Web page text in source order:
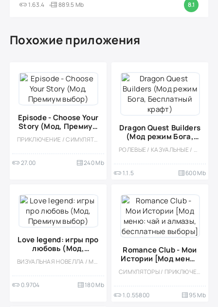
1.63.4 889.5 Mb 8.1
Похожие приложения
Episode - Choose Your
Story (Мод, Премиум
выбор)
ПРИКЛЮЧЕНИЕ / СИМУЛЯТОРЫ / СИМУЛЯТОРЫ ЖИЗНИ / КАЗУАЛЬНЫЕ / ОДНОПОЛЬЗОВАТЕЛЬСКИЕ / ОФЛАЙН / МОД / СТИЛИЗАЦИЯ
27.00 240 Mb
Dragon Quest Builders
(Мод режим Бога,
Бесплатный крафт) РОЛЕВЫЕ / КАЗУАЛЬНЫЕ / СТИЛИЗАЦИЯ / АНИМЕ / МНОГОПОЛЬЗОВАТЕЛЬСКАЯ / ОНЛАЙН / 3D / КРАФТИНГ / МОД / ПЛАТНАЯ
1.1.5 600 Mb
Love legend: игры про
любовь (Мод,
Премиум выбор)
ВИЗУАЛЬНАЯ НОВЕЛЛА / МОД / СИМУЛЯТОРЫ / ОФЛАЙН / ОДНОПОЛЬЗОВАТЕЛЬСКИЕ / РОМАНТИЧЕСКИЕ ЗНАКОМСТВА
0.9704 180 Mb
Romance Club - Мои
Истории [Мод меню:
чай и алмазы,
бесплатные выборы]СИМУЛЯТОРЫ / ПРИКЛЮЧЕНИЕ / СТИЛИЗАЦИЯ / КАЗУАЛЬНЫЕ / ОДНОПОЛЬЗОВАТЕЛЬСКИЕ / ОФЛАЙН / МАЛЕНЬКАЯ / МОД
1.0.55800 95 Mb